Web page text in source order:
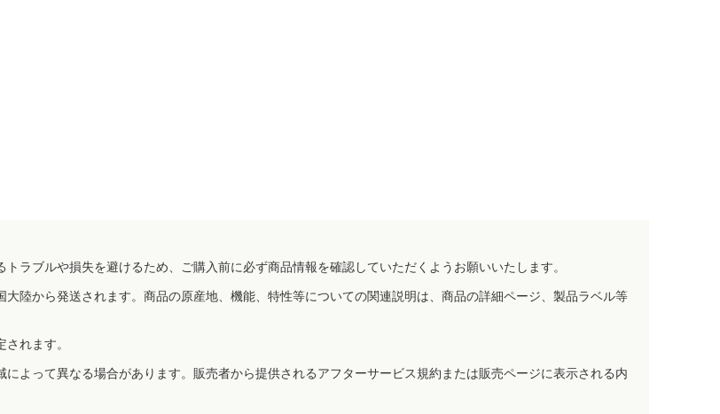
ラブルや損失を避けるため、ご購入前に必ず商品情報を確認していただくようお願いいたします。
陸から発送されます。商品の原産地、機能、特性等についての関連説明は、商品の詳細ページ、製品ラベル等
れます。
よって異なる場合があります。販売者から提供されるアフターサービス規約または販売ページに表示される内